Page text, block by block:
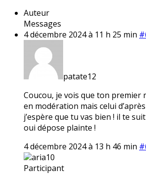
Auteur
Messages
4 décembre 2024 à 11 h 25 min
patate12
Coucou, je vois que ton premier
en modération mais celui
j’espère que tu vas bien ! il te
oui dépose plainte !
4 décembre 2024 à 13 h 46 min
aria10
Participant